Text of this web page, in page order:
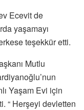
Ecevit de
yaşamayı
teşekkür etti.
Mutlu
Yaşam Evi için
“ Herşeyi devletten